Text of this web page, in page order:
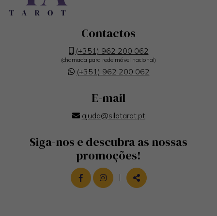
Contactos
(+351) 962 200 062
(chamada para rede móvel nacional)
(+351) 962 200 062
E-mail
ajuda@silatarot.pt
Siga-nos e descubra as nossas
promoções!
LINK PARA A PÁGINA DE FACEBOOK
LINK PARA A PÁGINA DE
|
PARTILHAR